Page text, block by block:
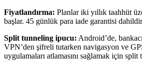
Fiyatlandırma: Planlar iki yıllık taahhüt
başlar. 45 günlük para iade garantisi
Split tunneling ipucu: Android’de,
VPN’den şifreli tutarken navigasyon ve
uygulamaları atlamasını sağlamak için